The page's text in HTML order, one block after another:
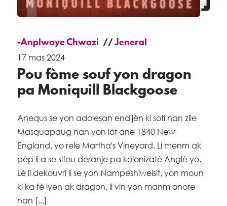
-Anplwaye Chwazi
Jeneral
17 mas 2024
Pou fòme souf yon dragon
pa Moniquill Blackgoose
Anequs se yon adolesan endijèn ki soti nan zile
Masquapaug nan yon lòt ane 1840 New
England, yo rele Martha's Vineyard. Li menm ak
pèp li a se sitou deranje pa kolonizatè Anglè yo.
Lè li dekouvri li se yon Nampeshiweisit, yon moun
ki ka fè lyen ak dragon, li vin yon manm onore
nan [...]